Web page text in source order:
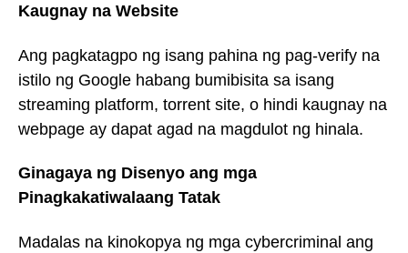
Kaugnay na Website
Ang pagkatagpo ng isang pahina ng pag-verify na
istilo ng Google habang bumibisita sa isang
streaming platform, torrent site, o hindi kaugnay na
webpage ay dapat agad na magdulot ng hinala.
Ginagaya ng Disenyo ang mga
Pinagkakatiwalaang Tatak
Madalas na kinokopya ng mga cybercriminal ang